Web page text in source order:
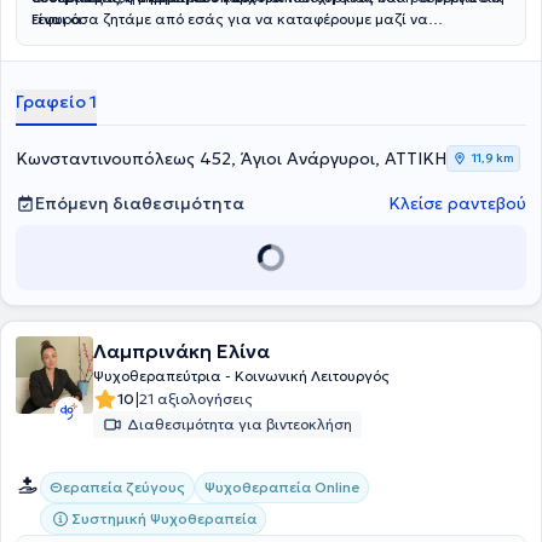
Γεφυρα.
είναι όσα ζητάμε από εσάς για να καταφέρουμε μαζί να
να εξελιχθεί και να ενταχθεί καλύτερα σε κάθε κοινωνικό πλαίσιο.
Γραφείο 1
Κωνσταντινουπόλεως 452, Άγιοι Ανάργυροι, ΑΤΤΙΚΗ 11,9 km
Επόμενη διαθεσιμότητα Κλείσε ραντεβού
Λαμπρινάκη Ελίνα
Ψυχοθεραπεύτρια - Κοινωνική Λειτουργός
10|21 αξιολογήσεις
Διαθεσιμότητα για βιντεοκλήση
Θεραπεία ζεύγους
Ψυχοθεραπεία Online
Συστημική Ψυχοθεραπεία